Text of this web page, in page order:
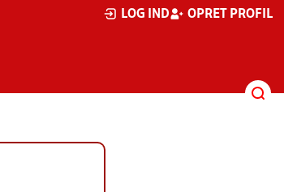
LOG IND OPRET PROFIL